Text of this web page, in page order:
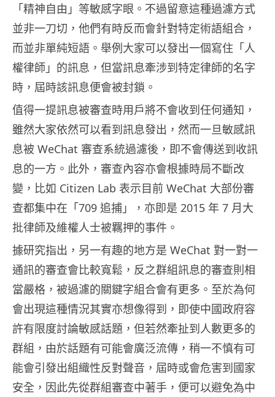
「精神自由」等敏感字眼。不過留意這種過濾方式
並非一刀切，他們有時反而會針對特定術語組合，
而並非單純短語。舉例大家可以發出一個寫住「人
權律師」的訊息，但當訊息牽涉到特定律師的名字
時，屆時該訊息便會被封鎖。
值得一提訊息被審查時用戶將不會收到任何通知，
雖然大家依然可以看到訊息發出，然而一旦敏感訊
息被 WeChat 審查系統過濾後，即不會傳送到收訊
息的一方。此外，審查內容亦會根據時局不斷改
變，比如 Citizen Lab 表示目前 WeChat 大部份審
查都集中在「709 追捕」，亦即是 2015 年 7 月大
批律師及維權人士被羈押的事件。
據研究指出，另一有趣的地方是 WeChat 對一對一
通訊的審查會比較寬鬆，反之群組訊息的審查則相
當嚴格，被過濾的關鍵字組合會有更多。至於為何
會出現這種情況其實亦想像得到，即使中國政府容
許有限度討論敏感話題，但若然牽扯到人數更多的
群組，由於話題有可能會廣泛流傳，稍一不慎有可
能會引發出組織性反對聲音，屆時或會危害到國家
安全，因此先從群組審查中著手，便可以避免為中